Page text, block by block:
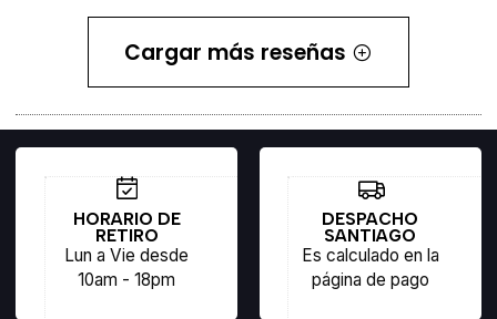
Cargar más reseñas
HORARIO DE
RETIRO
Lun a Vie desde
10am - 18pm
DESPACHO
SANTIAGO
Es calculado en la
página de pago